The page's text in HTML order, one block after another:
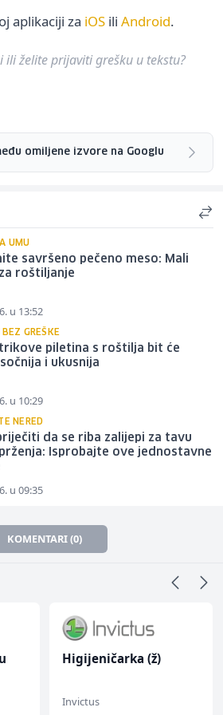
aplikaciji za iOS ili Android.
ili želite prijaviti grešku u tekstu?
omiljene izvore na Googlu
UMU
savršeno pečeno meso: Mali
roštiljanje
u 13:52
GREŠKE
piletina s roštilja bit će
i ukusnija
u 10:29
NERED
da se riba zalijepi za tavu
Isprobajte ove jednostavne
u 09:35
KOMENTARI (0)
Higijeničarka (ž)
Invictus